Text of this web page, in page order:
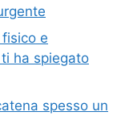
e
ha spiegato
spesso un